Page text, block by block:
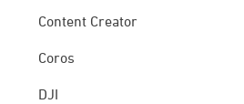
Content Creator
Coros
DJI